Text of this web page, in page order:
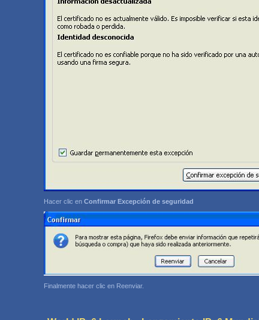
Hacer clic en Confirmar Excepción de seguridad
Finalmente hacer clic en Reenviar.